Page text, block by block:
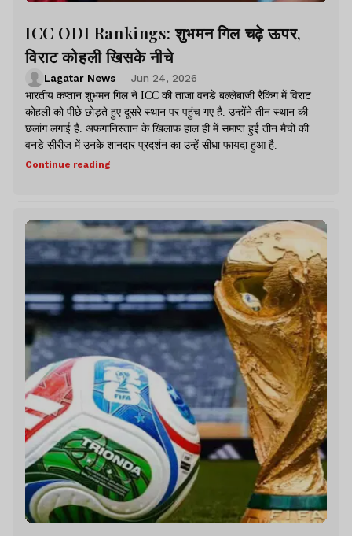
ICC ODI Rankings: शुभमन गिल चढ़े ऊपर,
विराट कोहली खिसके नीचे
Lagatar News
Jun 24, 2026
भारतीय कप्तान शुभमन गिल ने ICC की ताजा वनडे बल्लेबाजी रैंकिंग में विराट
कोहली को पीछे छोड़ते हुए दूसरे स्थान पर पहुंच गए है. उन्होंने तीन स्थान की
छलांग लगाई है. अफगानिस्तान के खिलाफ हाल ही में समाप्त हुई तीन मैचों की
वनडे सीरीज में उनके शानदार प्रदर्शन का उन्हें सीधा फायदा हुआ है.
Continue reading